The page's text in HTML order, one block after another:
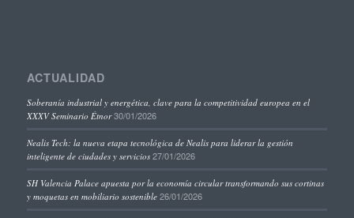
ACTUALIDAD
Soberanía industrial y energética, clave para la competitividad europea en el
XXXV Seminario Étnor 30/01/2026
Nealis Tech: la nueva etapa tecnológica de Nealis para liderar la gestión
inteligente de ciudades y servicios 27/01/2026
SH Valencia Palace apuesta por la economía circular transformando sus cortinas
y moquetas en mobiliario sostenible 26/01/2026